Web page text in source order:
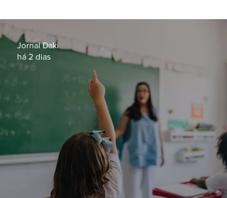
residências de luxo no Rio
Jornal Daki
há 2 dias